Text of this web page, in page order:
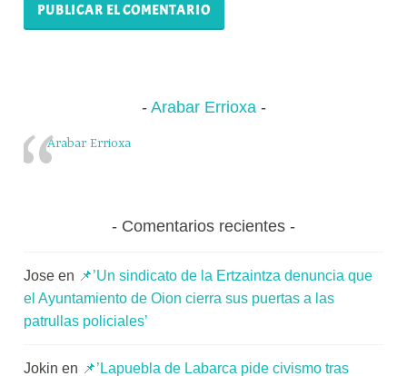
Arabar Errioxa
Arabar Errioxa
Comentarios recientes
Jose en 📌’Un sindicato de la Ertzaintza denuncia que
el Ayuntamiento de Oion cierra sus puertas a las
patrullas policiales’
Jokin en 📌’Lapuebla de Labarca pide civismo tras